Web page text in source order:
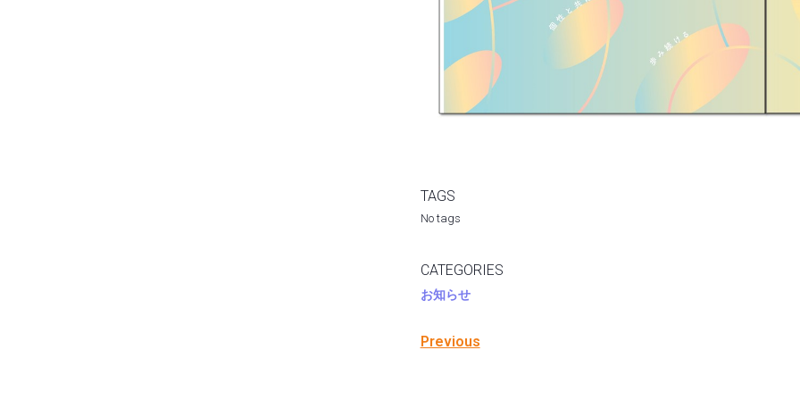
TAGS
No tags
CATEGORIES
お知らせ
Previous